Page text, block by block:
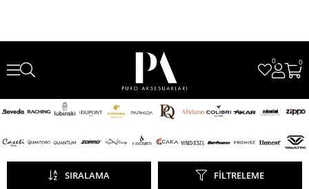
0
0
FILTRELEME
SIRALAMA